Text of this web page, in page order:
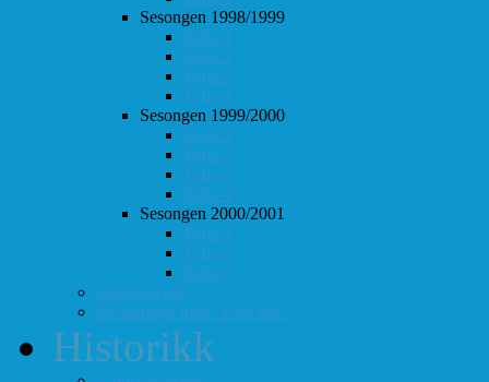
Sesongen 1998/1999
Follo 1
Follo 2
Follo 3
Follo 4
Sesongen 1999/2000
Follo 1
Follo 2
Follo 3
Follo 4
Sesongen 2000/2001
Follo 1
Follo 2
Follo 3
Totaloversikt
ØS-kamper med "Fullt hus"
Historikk